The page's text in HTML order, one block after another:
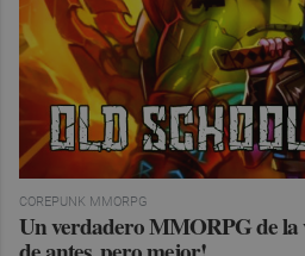
COREPUNK MMORPG
Un verdadero MMORPG de la